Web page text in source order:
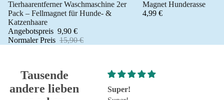
Angebot 🐾
Tierhaarentferner Waschmaschine 2er
Pack – Fellmagnet für Hunde- &
Katzenhaare
Angebotspreis 9,90 €
Normaler Preis 15,90 €
Magnet Hunderasse
4,99 €
Tausende
andere lieben
Super!
Großartig - hat wie